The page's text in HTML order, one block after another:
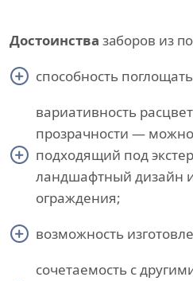
Достоинства заборов из
способность
вариативность
прозрачности —
подходящий под
ландшафтный дизайн
ограждения;
возможность
сочетаемость с